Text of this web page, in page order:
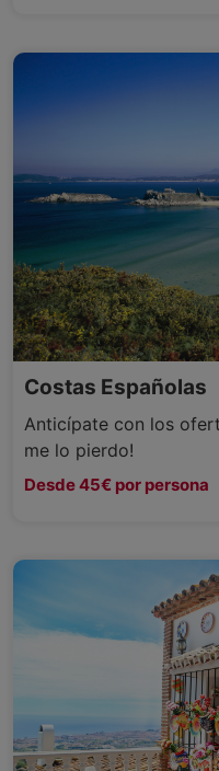
Costas Españolas
Anticípate con los
me lo pierdo!
Desde 45€ por persona